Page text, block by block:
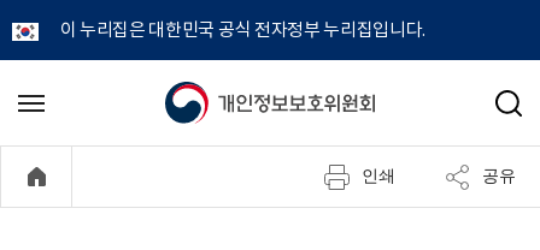
이 누리집은 대한민국 공식 전자정부 누리집입니다.
개
정
메
기
검
인쇄 공유